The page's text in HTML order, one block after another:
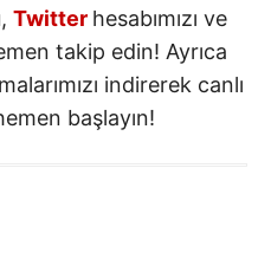
Twitter hesabımızı ve
takip edin! Ayrıca
indirerek canlı
başlayın!